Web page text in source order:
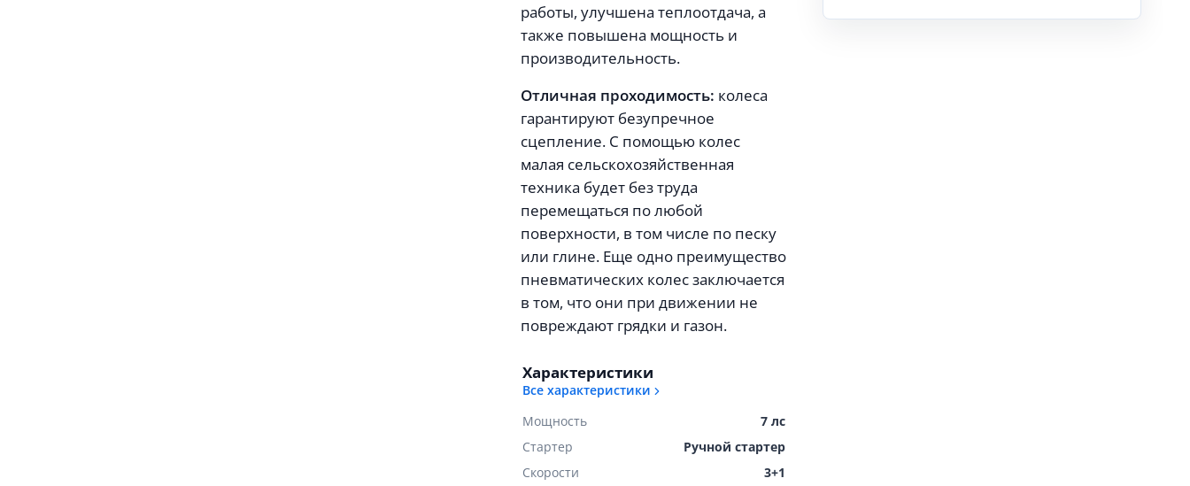
работы, улучшена теплоотдача, а
также повышена мощность и
производительность.
Отличная проходимость: колеса
гарантируют безупречное
сцепление. С помощью колес
малая сельскохозяйственная
техника будет без труда
перемещаться по любой
поверхности, в том числе по песку
или глине. Еще одно преимущество
пневматических колес заключается
в том, что они при движении не
повреждают грядки и газон.
Характеристики
Все характеристики
Мощность
7 лс
Стартер
Ручной стартер
Скорости
3+1